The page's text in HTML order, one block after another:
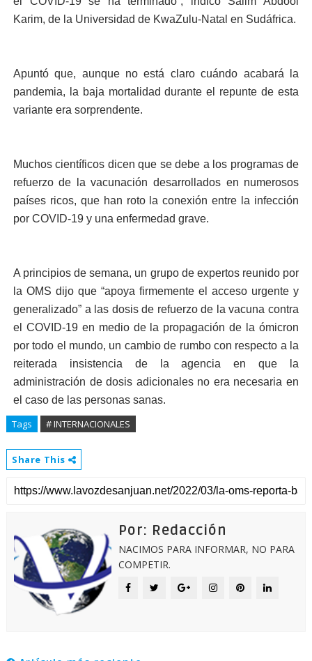
Karim, de la Universidad de KwaZulu-Natal en Sudáfrica.
Apuntó que, aunque no está claro cuándo acabará la
pandemia, la baja mortalidad durante el repunte de esta
variante era sorprendente.
Muchos científicos dicen que se debe a los programas de
refuerzo de la vacunación desarrollados en numerosos
países ricos, que han roto la conexión entre la infección
por COVID-19 y una enfermedad grave.
A principios de semana, un grupo de expertos reunido por
la OMS dijo que “apoya firmemente el acceso urgente y
generalizado” a las dosis de refuerzo de la vacuna contra
el COVID-19 en medio de la propagación de la ómicron
por todo el mundo, un cambio de rumbo con respecto a la
reiterada insistencia de la agencia en que la
administración de dosis adicionales no era necesaria en
el caso de las personas sanas.
Tags # INTERNACIONALES
Share This
Por: Redacción
NACIMOS PARA INFORMAR, NO PARA
COMPETIR.